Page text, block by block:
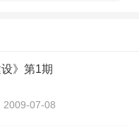
设》第1期
2009-07-08